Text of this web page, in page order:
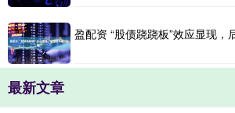
盈配资 “股债跷跷板”效应显现，
最新文章